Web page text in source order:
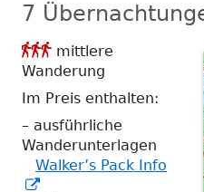
7
Anforderungsgrad
3
mittlere
Wanderung
Im Preis enthalten:
– ausführliche
Wanderunterlagen
Walker’s Pack Info